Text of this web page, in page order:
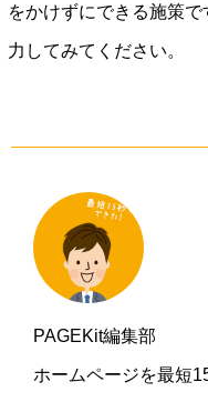
をかけずにできる施策
力してみてください。
PAGEKit編集部
ホームページを最短